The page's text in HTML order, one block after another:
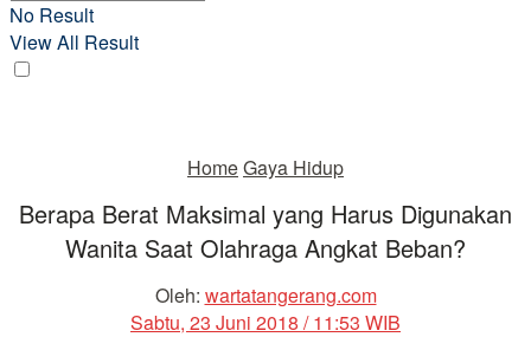
No Result
View All Result
HomeGaya Hidup
Berapa Berat Maksimal yang Harus Digunakan
Wanita Saat Olahraga Angkat Beban?
Oleh: wartatangerang.com
Sabtu, 23 Juni 2018 / 11:53 WIB